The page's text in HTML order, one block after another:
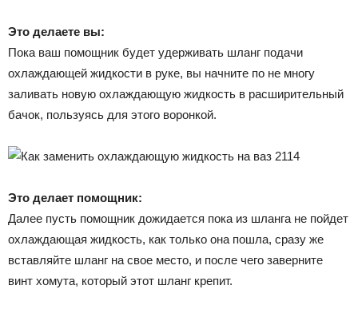
Это делаете вы:
Пока ваш помощник будет удерживать шланг подачи
охлаждающей жидкости в руке, вы начните по не многу
заливать новую охлаждающую жидкость в расширительный
бачок, пользуясь для этого воронкой.
Это делает помощник:
Далее пусть помощник дожидается пока из шланга не пойдет
охлаждающая жидкость, как только она пошла, сразу же
вставляйте шланг на свое место, и после чего заверните
винт хомута, который этот шланг крепит.